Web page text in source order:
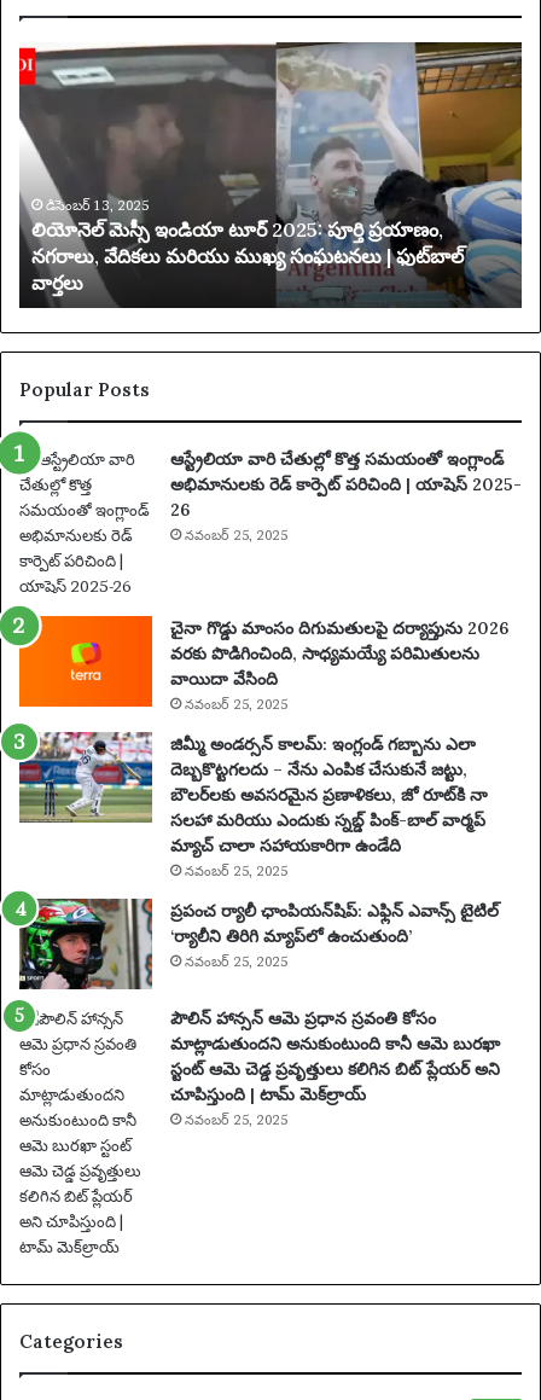
యా
క్సె
తం
చే
య
బ
డిం
ది
డిసెంబర్ 13, 2025
యాక్సెస్ పరిమితం చేయబడింది
Popular Posts
ఆస్ట్రేలియా వారి చేతుల్లో కొత్త సమయంతో ఇంగ్లాండ్
అభిమానులకు రెడ్ కార్పెట్ పరిచింది | యాషెస్ 2025-
26
నవంబర్ 25, 2025
చైనా గొడ్డు మాంసం దిగుమతులపై దర్యాప్తును 2026
వరకు పొడిగించింది, సాధ్యమయ్యే పరిమితులను
వాయిదా వేసింది
నవంబర్ 25, 2025
జిమ్మీ అండర్సన్ కాలమ్: ఇంగ్లండ్ గబ్బాను ఎలా
దెబ్బకొట్టగలదు – నేను ఎంపిక చేసుకునే జట్టు,
బౌలర్‌లకు అవసరమైన ప్రణాళికలు, జో రూట్‌కి నా
సలహా మరియు ఎందుకు స్నబ్డ్ పింక్-బాల్ వార్మప్
మ్యాచ్ చాలా సహాయకారిగా ఉండేది
నవంబర్ 25, 2025
ప్రపంచ ర్యాలీ ఛాంపియన్‌షిప్: ఎఫ్లిన్ ఎవాన్స్ టైటిల్
‘ర్యాలీని తిరిగి మ్యాప్‌లో ఉంచుతుంది’
నవంబర్ 25, 2025
పౌలిన్ హాన్సన్ ఆమె ప్రధాన స్రవంతి కోసం
మాట్లాడుతుందని అనుకుంటుంది కానీ ఆమె బురఖా
స్టంట్ ఆమె చెడ్డ ప్రవృత్తులు కలిగిన బిట్ ప్లేయర్ అని
చూపిస్తుంది | టామ్ మెక్‌ల్రాయ్
నవంబర్ 25, 2025
Categories